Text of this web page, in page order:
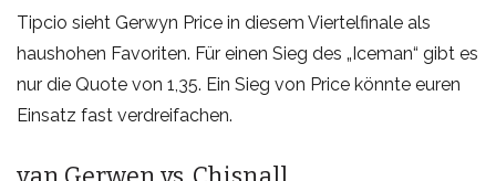
Tipcio sieht Gerwyn Price in diesem Viertelfinale als
haushohen Favoriten. Für einen Sieg des „Iceman“ gibt es
nur die Quote von 1,35. Ein Sieg von Price könnte euren
Einsatz fast verdreifachen.